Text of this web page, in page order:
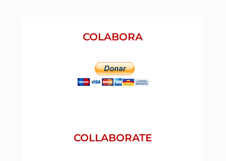
COLABORA
COLLABORATE